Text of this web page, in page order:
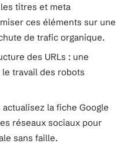
titres et meta
ces éléments sur une
de trafic organique.
des URLs : une
travail des robots
actualisez la fiche Google
réseaux sociaux pour
sans faille.